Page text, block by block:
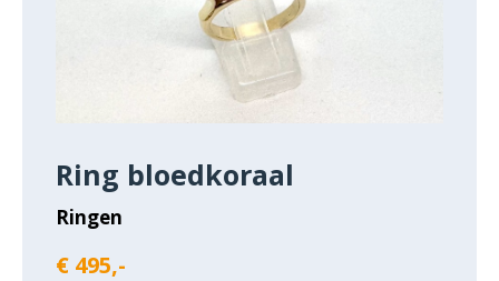
Ring bloedkoraal
Ringen
€ 495,-